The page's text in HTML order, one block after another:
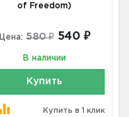
of Freedom)
Цена: 580 ₽ 540 ₽
В наличии
Купить
Купить в 1 клик